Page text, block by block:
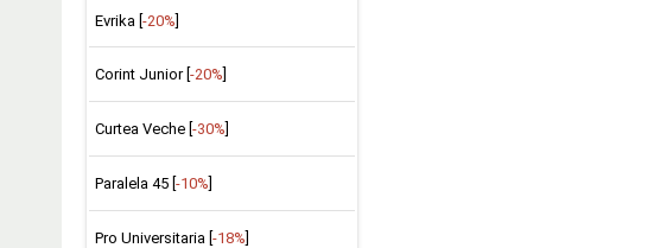
Evrika [-20%]
Corint Junior [ -20%
Curtea Veche [ -30%
Paralela 45 [ -10%
Pro Universitaria [ -18%